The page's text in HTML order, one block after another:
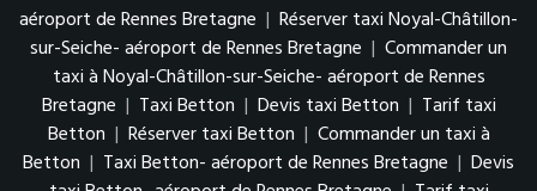
aéroport de Rennes Bretagne | Réserver taxi Noyal-Châtillon-
sur-Seiche- aéroport de Rennes Bretagne | Commander un
taxi à Noyal-Châtillon-sur-Seiche- aéroport de Rennes
Bretagne | Taxi Betton | Devis taxi Betton | Tarif taxi
Betton | Réserver taxi Betton | Commander un taxi à
Betton | Taxi Betton- aéroport de Rennes Bretagne | Devis